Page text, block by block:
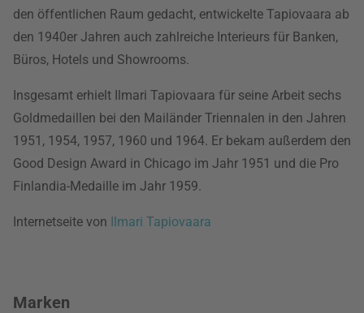
den öffentlichen Raum gedacht, entwickelte Tapiovaara ab
den 1940er Jahren auch zahlreiche Interieurs für Banken,
Büros, Hotels und Showrooms.
Insgesamt erhielt Ilmari Tapiovaara für seine Arbeit sechs
Goldmedaillen bei den Mailänder Triennalen in den Jahren
1951, 1954, 1957, 1960 und 1964. Er bekam außerdem den
Good Design Award in Chicago im Jahr 1951 und die Pro
Finlandia-Medaille im Jahr 1959.
Internetseite von Ilmari Tapiovaara
Marken